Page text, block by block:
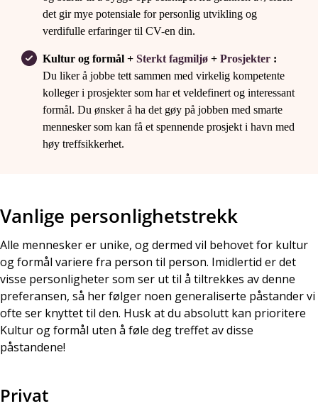
det gir mye potensiale for personlig utvikling og
verdifulle erfaringer til CV-en din.
Kultur og formål + Sterkt fagmiljø + Prosjekter :
Du liker å jobbe tett sammen med virkelig kompetente
kolleger i prosjekter som har et veldefinert og interessant
formål. Du ønsker å ha det gøy på jobben med smarte
mennesker som kan få et spennende prosjekt i havn med
høy treffsikkerhet.
Vanlige personlighetstrekk
Alle mennesker er unike, og dermed vil behovet for kultur
og formål variere fra person til person. Imidlertid er det
visse personligheter som ser ut til å tiltrekkes av denne
preferansen, så her følger noen generaliserte påstander vi
ofte ser knyttet til den. Husk at du absolutt kan prioritere
Kultur og formål uten å føle deg treffet av disse
påstandene!
Privat